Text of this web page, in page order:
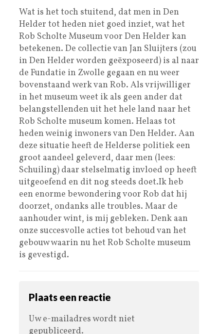
Wat is het toch stuitend, dat men in Den
Helder tot heden niet goed inziet, wat het
Rob Scholte Museum voor Den Helder kan
betekenen. De collectie van Jan Sluijters (zou
in Den Helder worden geëxposeerd) is al naar
de Fundatie in Zwolle gegaan en nu weer
bovenstaand werk van Rob. Als vrijwilliger
in het museum weet ik als geen ander dat
belangstellenden uit het hele land naar het
Rob Scholte museum komen. Helaas tot
heden weinig inwoners van Den Helder. Aan
deze situatie heeft de Helderse politiek een
groot aandeel geleverd, daar men (lees:
Schuiling) daar stelselmatig invloed op heeft
uitgeoefend en dit nog steeds doet.Ik heb
een enorme bewondering voor Rob dat hij
doorzet, ondanks alle troubles. Maar de
aanhouder wint, is mij gebleken. Denk aan
onze succesvolle acties tot behoud van het
gebouw waarin nu het Rob Scholte museum
is gevestigd.
Plaats een reactie
Uw e-mailadres wordt niet
gepubliceerd.